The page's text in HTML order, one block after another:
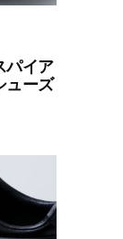
パイア
ューズ